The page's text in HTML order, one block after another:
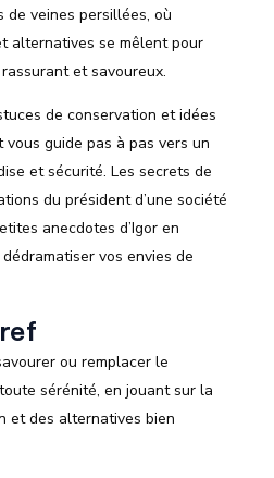
de veines persillées, où
alternatives se mêlent pour
et savoureux.
de conservation et idées
guide pas à pas vers un
et sécurité. Les secrets de
du président d’une société
anecdotes d’Igor en
vos envies de
ou remplacer le
sérénité, en jouant sur la
et des alternatives bien